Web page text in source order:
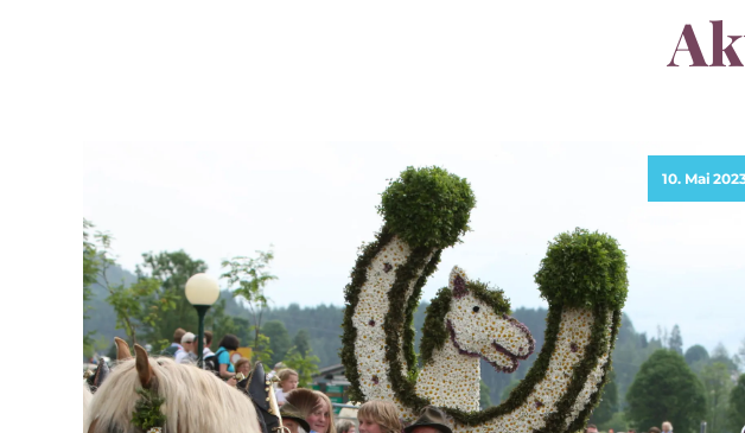
10. Mai